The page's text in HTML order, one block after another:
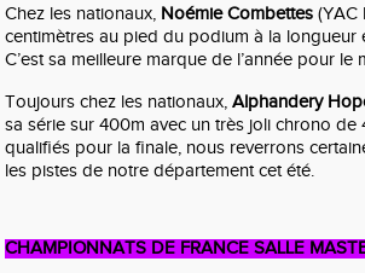
Chez les nationaux, Noémie Combettes (YAC
centimètres au pied du podium à la longueur
C’est sa meilleure marque de l’année pour le
Toujours chez les nationaux, Alphandery
sa série sur 400m avec un très joli chrono de
qualifiés pour la finale, nous reverrons
les pistes de notre département cet été.
CHAMPIONNATS DE FRANCE SALLE